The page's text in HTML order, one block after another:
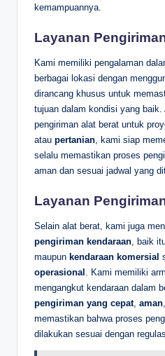
kemampuannya.
Layanan
Kami memiliki pengalaman
berbagai lokasi dengan
dirancang khusus untuk
tujuan dalam kondisi yang
pengiriman alat berat untuk
atau pertanian, kami siap
selalu memastikan proses
aman dan sesuai jadwal yang
Layanan
Selain alat berat, kami juga
pengiriman kendaraan, baik
maupun kendaraan komersial
operasional . Kami memiliki
mengangkut kendaraan dalam
pengiriman yang cepat, aman
memastikan bahwa proses
dilakukan sesuai dengan